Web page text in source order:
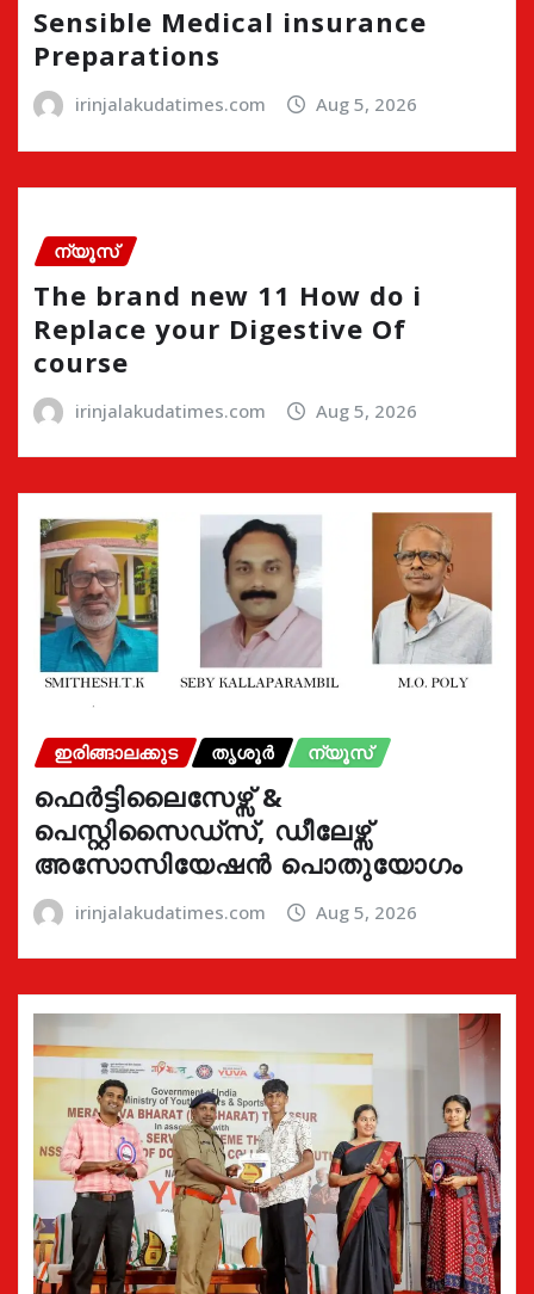
Sensible Medical insurance
Preparations
irinjalakudatimes.com Aug 5, 2026
ന്യൂസ്
The brand new 11 How do i
Replace your Digestive Of
course
irinjalakudatimes.com Aug 5, 2026
ഇരിങ്ങാലക്കുട തൃശൂർ ന്യൂസ്
ഫെർട്ടിലൈസേഴ്സ് &
പെസ്റ്റിസൈഡ്സ്, ഡീലേഴ്സ്
അസോസിയേഷൻ പൊതുയോഗം
irinjalakudatimes.com Aug 5, 2026